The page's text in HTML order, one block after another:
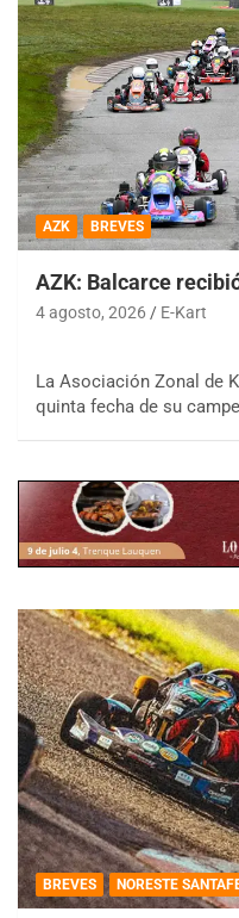
AZK BREVES
AZK: Balcarce
4 agosto, 2026 E-Kart
La Asociación Zonal de
quinta fecha de su
BREVES NORESTE